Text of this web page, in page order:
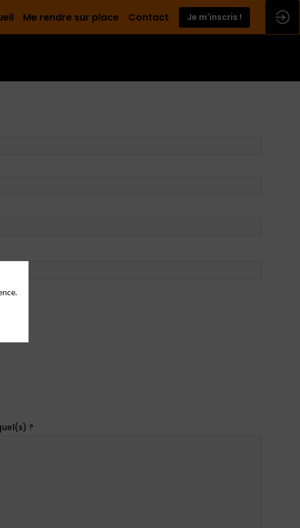
Me rendre sur place Contact Je m'inscris !
?